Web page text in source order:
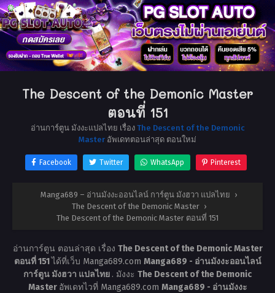
The Descent of the Demonic Master
ตอนที่ 151
อ่านการ์ตูน มังงะแปลไทย เรื่อง The Descent of the Demonic
Master อัพเดทตอนล่าสุด ตอนใหม่
Facebook Twitter WhatsApp Pinterest
Manga689 – อ่านมังงะออนไลน์ การ์ตูน มังฮวา แปลไทย ›
The Descent of the Demonic Master ›
The Descent of the Demonic Master ตอนที่ 151
อ่านการ์ตูน ตอนล่าสุด เรื่อง The Descent of the Demonic Master
ตอนที่ 151ได้ที่เว็บ Manga689.com Manga689 - อ่านมังงะออนไลน์
การ์ตูน มังฮวา แปลไทย . มังงะ The Descent of the Demonic
Master อัพเดทไวที่ Manga689.com Manga689 - อ่านมังงะ